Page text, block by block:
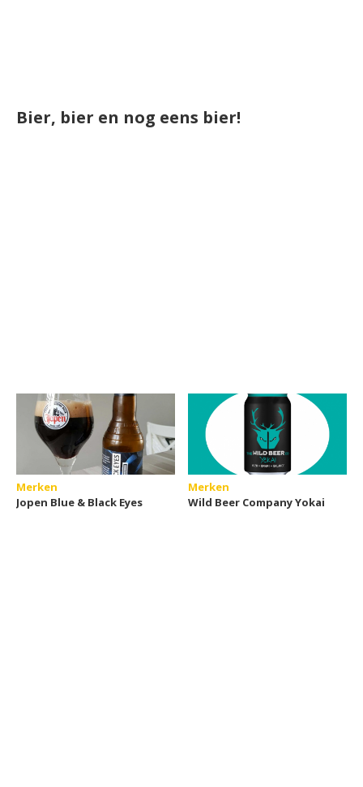
Bier, bier en nog eens bier!
Merken
Jopen Blue & Black Eyes
Merken
Wild Beer Company Yokai